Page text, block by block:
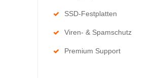
SSD-Festplatten
Viren- & Spamschutz
Premium Support